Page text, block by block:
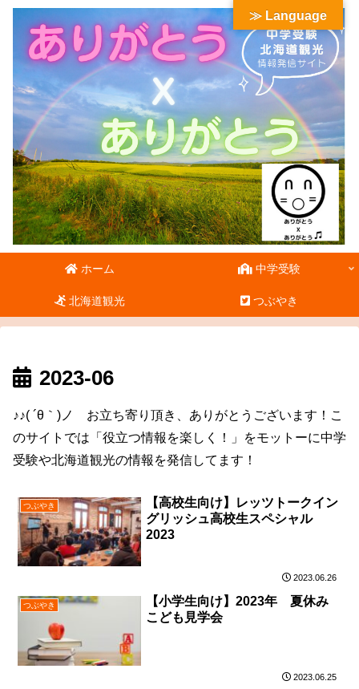
ホーム 中学受験
北海道観光 つぶやき
2023-06
♪♪( ´θ｀)ノ お立ち寄り頂き、ありがとうございます！こ
のサイトでは「役立つ情報を楽しく！」をモットーに中学
受験や北海道観光の情報を発信してます！
つぶやき
【高校生向け】レッツトークイン
グリッシュ高校生スペシャル
2023
2023.06.26
つぶやき
【小学生向け】2023年 夏休み
こども見学会
2023.06.25
≫ Language